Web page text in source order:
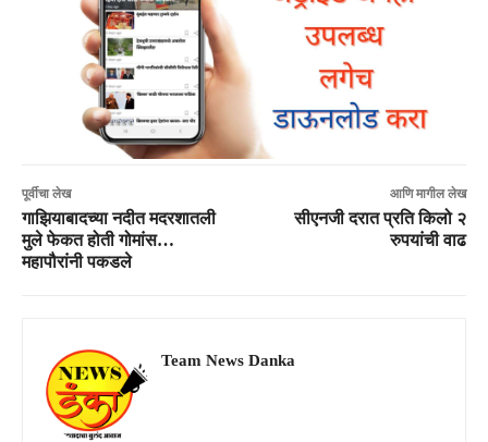
पूर्वीचा लेख
गाझियाबादच्या नदीत मदरशातली
मुले फेकत होती गोमांस…
महापौरांनी पकडले
आणि मागील लेख
सीएनजी दरात प्रति किलो २
रुपयांची वाढ
Team News Danka